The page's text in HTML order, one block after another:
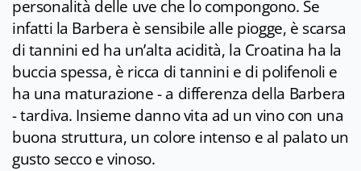
personalità delle uve che lo compongono. Se
infatti la Barbera è sensibile alle piogge, è scarsa
di tannini ed ha un’alta acidità, la Croatina ha la
buccia spessa, è ricca di tannini e di polifenoli e
ha una maturazione - a differenza della Barbera
- tardiva. Insieme danno vita ad un vino con una
buona struttura, un colore intenso e al palato un
gusto secco e vinoso.